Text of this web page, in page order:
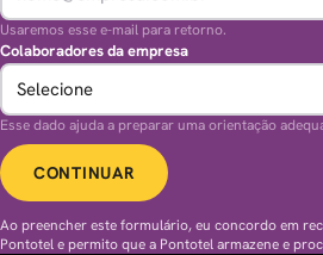
Usaremos esse e-mail para retorno.
Colaboradores da empresa
Esse dado ajuda a preparar uma orientação
CONTINUAR
Ao preencher este formulário, eu concordo em
Pontotel e permito que a Pontotel armazene e